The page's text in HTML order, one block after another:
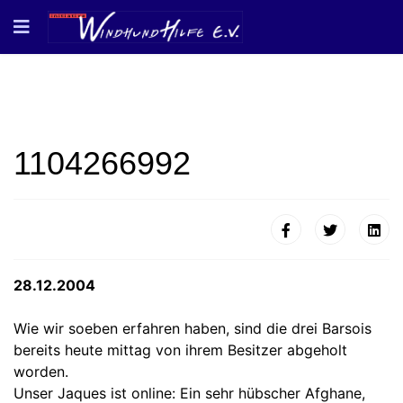
1104266992
28.12.2004
Wie wir soeben erfahren haben, sind die drei Barsois
bereits heute mittag von ihrem Besitzer abgeholt
worden.
Unser Jaques ist online: Ein sehr hübscher Afghane,